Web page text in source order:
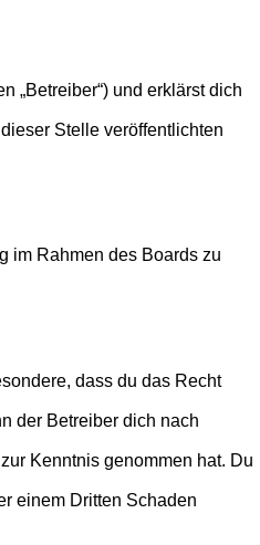
„Betreiber“) und erklärst dich
Stelle veröffentlichten
im Rahmen des Boards zu
dass du das Recht
der Betreiber dich nach
Kenntnis genommen hat. Du
einem Dritten Schaden